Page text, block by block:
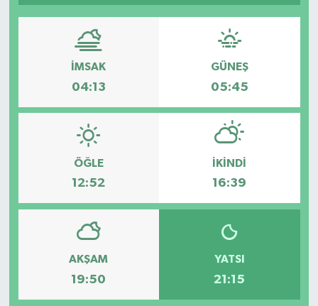
İMSAK
04:13
GÜNEŞ
05:45
ÖĞLE
12:52
İKINDI
16:39
AKŞAM
19:50
YATSI
21:15